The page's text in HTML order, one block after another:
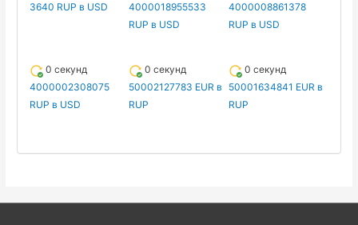
3640 RUP в USD
4000018955533
RUP в USD
4000008861378
RUP в USD
0 секунд
4000002308075
RUP в USD
0 секунд
50002127783 EUR в
RUP
0 секунд
50001634841 EUR в
RUP